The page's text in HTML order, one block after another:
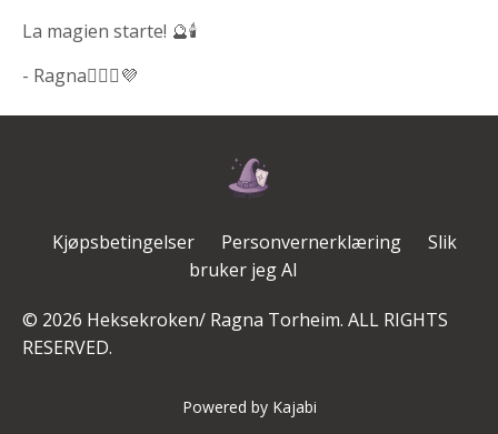
La magien starte! 🔮🕯️
- Ragna🧙🏻‍♀️💜
Kjøpsbetingelser Personvernerklæring
Slik
bruker jeg AI
© 2026 Heksekroken/ Ragna Torheim. ALL RIGHTS
RESERVED.
Powered by Kajabi